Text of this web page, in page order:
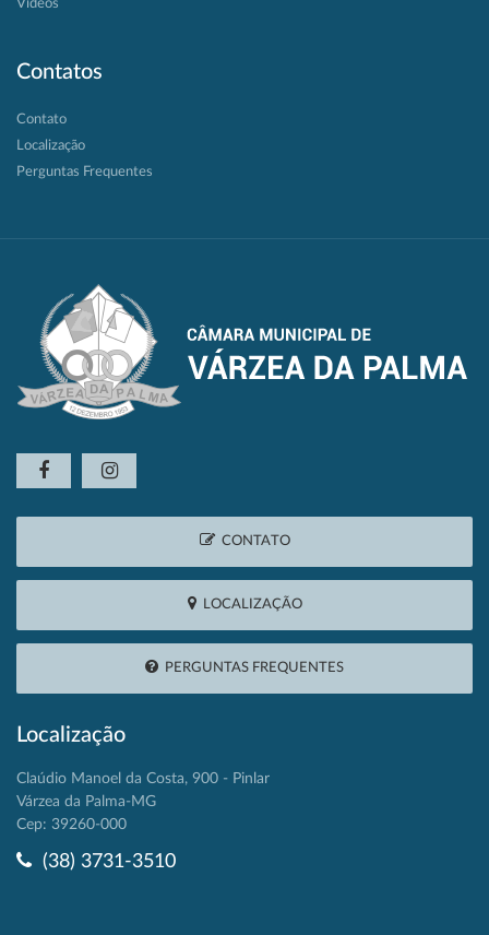
Vídeos
Contatos
Contato
Localização
Perguntas Frequentes
CONTATO
LOCALIZAÇÃO
PERGUNTAS FREQUENTES
Localização
Claúdio Manoel da Costa, 900 - Pinlar
Várzea da Palma-MG
Cep: 39260-000
(38) 3731-3510